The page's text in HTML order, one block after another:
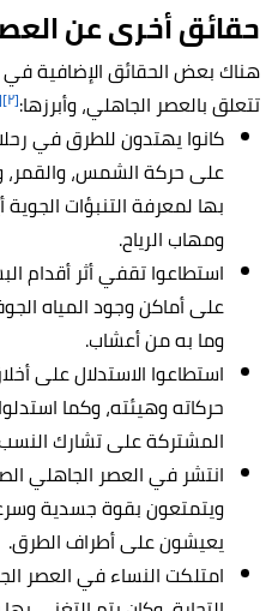
حقائق أخرى عن
هناك بعض الحقائق الإضافية في
تتعلق بالعصر الجاهلي، وأبرزها:[٢]
كانوا يهتدون للطرق في
على حركة الشمس، والقمر،
بها لمعرفة التنبؤات
ومهاب الرياح.
استطاعوا تقفي أثر أقدام
على أماكن وجود المياه
وما به من أعشاب.
استطاعوا الاستدلال على
حركاته وهيئته، وكما
المشتركة على تشارك
انتشر في العصر الجاهلي
ويتمتعون بقوة جسدية
يعيشون على أطراف الطرق.
امتلكت النساء في العصر